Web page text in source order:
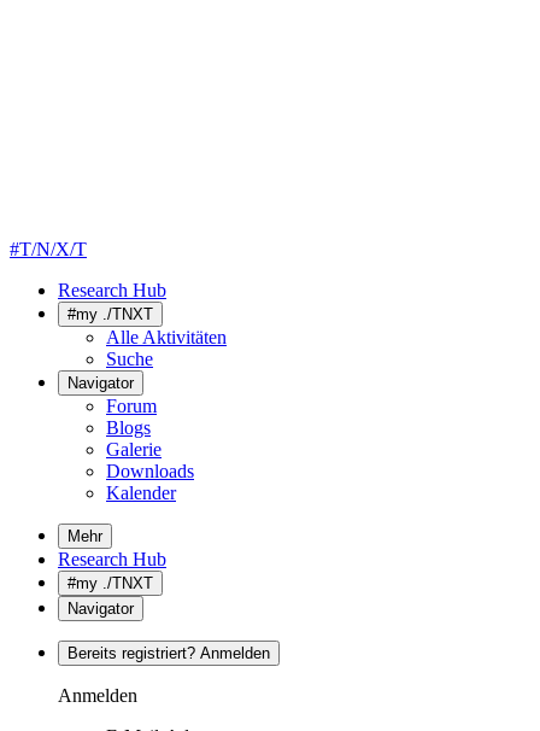
#T/N/X/T
Research Hub
#my ./TNXT
Alle Aktivitäten
Suche
Navigator
Forum
Blogs
Galerie
Downloads
Kalender
Mehr
Research Hub
#my ./TNXT
Navigator
Bereits registriert? Anmelden
Anmelden